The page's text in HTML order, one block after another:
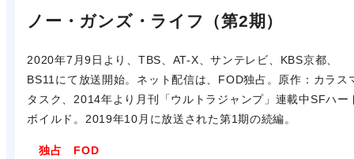
ノー・ガンズ・ライフ（第2期）
2020年7月9日より、TBS、AT-X、サンテレビ、KBS京都、
BS11にて放送開始。ネット配信は、FOD独占。原作：カラス
タスク、2014年より月刊「ウルトラジャンプ」連載中SFハー
ボイルド。2019年10月に放送された第1期の続編。
独占 FOD